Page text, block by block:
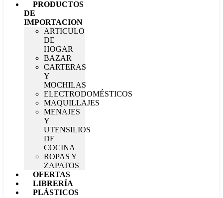
PRODUCTOS
DE
IMPORTACION
ARTICULO
DE
HOGAR
BAZAR
CARTERAS
Y
MOCHILAS
ELECTRODOMÉSTICOS
MAQUILLAJES
MENAJES
Y
UTENSILIOS
DE
COCINA
ROPAS Y
ZAPATOS
OFERTAS
LIBRERÍA
PLÁSTICOS